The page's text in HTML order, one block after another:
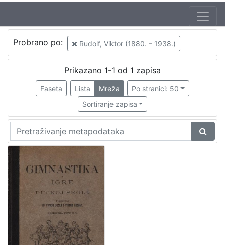
Autor
Bučar, Franjo (25. 11. 1866. – 26. 12. 1946.)
Rudolf, Viktor (1880. – 1938.)
1
2
Izdavač
Knjižnice grada Zagreba
1
Mjesto
Probrano po: Rudolf, Viktor (1880. – 1938.)
Prikazano 1-1 od 1 zapisa
Faseta Lista Mreža
Po stranici: 50
Sortiranje zapisa